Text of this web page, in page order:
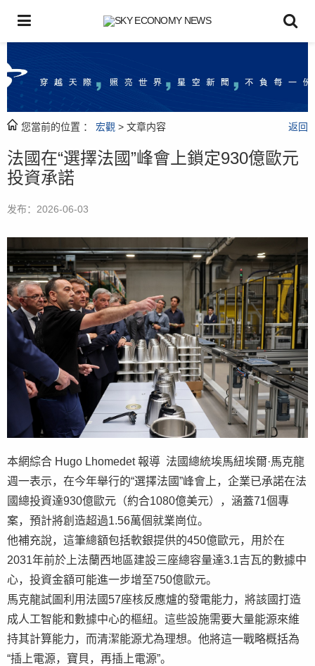
您當前的位置 ： 宏觀 > 文章内容 返回
法國在“選擇法國”峰會上鎖定930億歐元
投資承諾
发布：2026-06-03
本網綜合 Hugo Lhomedet 報導 法國總統埃馬紐埃爾·馬克龍
週一表示，在今年舉行的“選擇法國”峰會上，企業已承諾在法
國總投資達930億歐元（約合1080億美元），涵蓋71個專
案，預計將創造超過1.56萬個就業崗位。
他補充說，這筆總額包括軟銀提供的450億歐元，用於在
2031年前於上法蘭西地區建設三座總容量達3.1吉瓦的數據中
心，投資金額可能進一步增至750億歐元。
馬克龍試圖利用法國57座核反應爐的發電能力，將該國打造
成人工智能和數據中心的樞紐。這些設施需要大量能源來維
持其計算能力，而清潔能源尤為理想。他將這一戰略概括為
“插上電源，寶貝，再插上電源”。